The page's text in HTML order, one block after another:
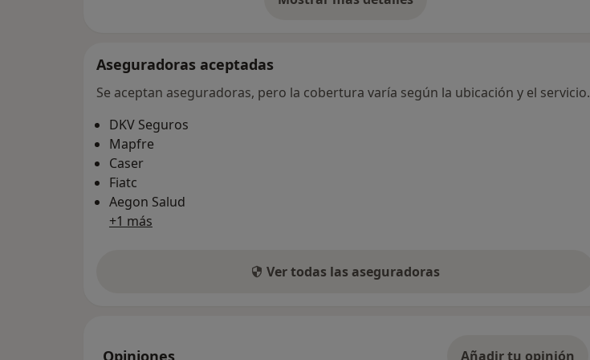
sobre la dirección
Aseguradoras aceptadas
Se aceptan aseguradoras, pero la cobertura varía según la ubicación y el servicio.
DKV Seguros
Mapfre
Caser
Fiatc
Aegon Salud
+1 más
Ver todas las aseguradoras
Opiniones Añadir tu opinión